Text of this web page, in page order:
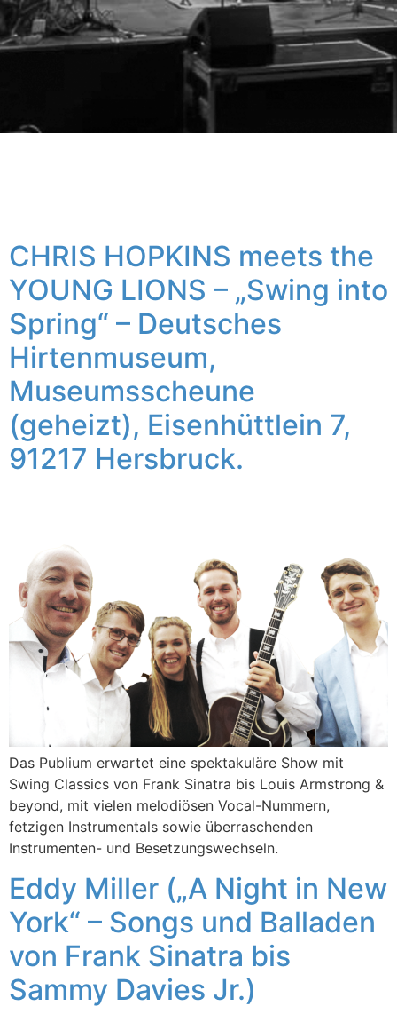
CHRIS HOPKINS meets the
YOUNG LIONS – „Swing into
Spring“ – Deutsches
Hirtenmuseum,
Museumsscheune
(geheizt), Eisenhüttlein 7,
91217 Hersbruck.
Das Publium erwartet eine spektakuläre Show mit
Swing Classics von Frank Sinatra bis Louis Armstrong &
beyond, mit vielen melodiösen Vocal-Nummern,
fetzigen Instrumentals sowie überraschenden
Instrumenten- und Besetzungswechseln.
Eddy Miller („A Night in New
York“ – Songs und Balladen
von Frank Sinatra bis
Sammy Davies Jr.)